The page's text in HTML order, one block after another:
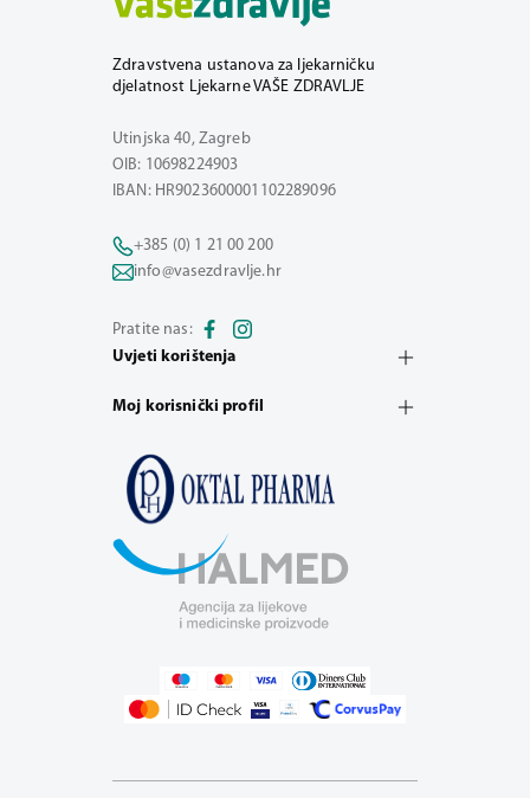
Zdravstvena ustanova za ljekarničku
djelatnost Ljekarne VAŠE ZDRAVLJE
Utinjska 40, Zagreb
OIB: 10698224903
IBAN: HR9023600001102289096
+385 (0) 1 21 00 200
info@vasezdravlje.hr
Pratite nas:
Uvjeti korištenja
Moj korisnički profil